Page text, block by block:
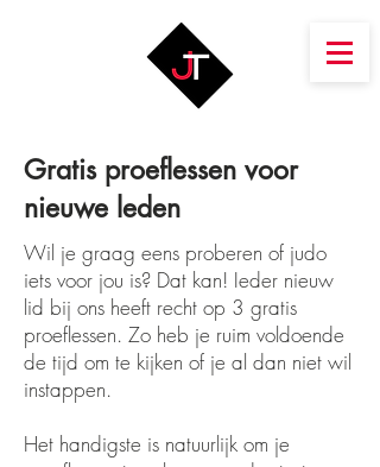
Gratis proeflessen voor
nieuwe leden
Wil je graag eens proberen of judo
iets voor jou is? Dat kan! Ieder nieuw
lid bij ons heeft recht op 3 gratis
proeflessen. Zo heb je ruim voldoende
de tijd om te kijken of je al dan niet wil
instappen.
Het handigste is natuurlijk om je